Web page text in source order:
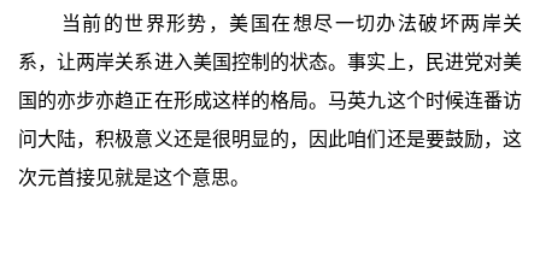
当前的世界形势，美国在想尽一切办法破坏两岸关
系，让两岸关系进入美国控制的状态。事实上，民进党对美
国的亦步亦趋正在形成这样的格局。马英九这个时候连番访
问大陆，积极意义还是很明显的，因此咱们还是要鼓励，这
次元首接见就是这个意思。